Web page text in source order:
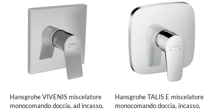
Hansgrohe VIVENIS miscelatore
monocomando doccia, ad incasso,
Hansgrohe TALIS E miscelatore
monocomando doccia, incasso,